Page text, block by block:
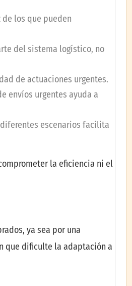
los que pueden
del sistema logístico, no
de actuaciones urgentes.
envíos urgentes ayuda a
escenarios facilita
la eficiencia ni el
ya sea por una
que dificulte la adaptación a